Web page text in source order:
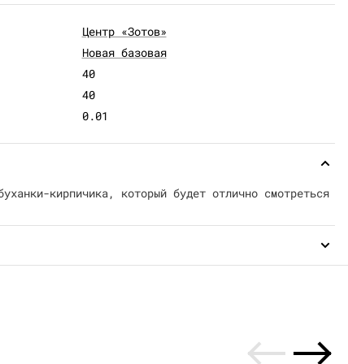
Центр «Зотов»
Новая базовая
40
40
0.01
кирпичика, который будет отлично смотреться